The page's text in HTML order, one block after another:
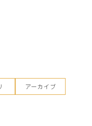
アーカイブ